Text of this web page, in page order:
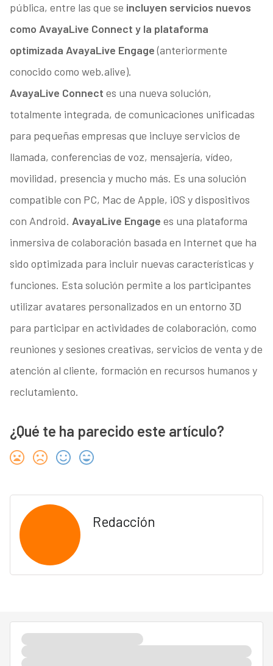
pública, entre las que se incluyen servicios nuevos
como AvayaLive Connect y la plataforma
optimizada AvayaLive Engage(anteriormente
conocido como web.alive).
AvayaLive Connect es una nueva solución,
totalmente integrada, de comunicaciones unificadas
para pequeñas empresas que incluye servicios de
llamada, conferencias de voz, mensajería, vídeo,
movilidad, presencia y mucho más. Es una solución
compatible con PC, Mac de Apple, iOS y dispositivos
con Android. AvayaLive Engage es una plataforma
inmersiva de colaboración basada en Internet que ha
sido optimizada para incluir nuevas características y
funciones. Esta solución permite a los participantes
utilizar avatares personalizados en un entorno 3D
para participar en actividades de colaboración, como
reuniones y sesiones creativas, servicios de venta y de
atención al cliente, formación en recursos humanos y
reclutamiento.
¿Qué te ha parecido este artículo?
Redacción